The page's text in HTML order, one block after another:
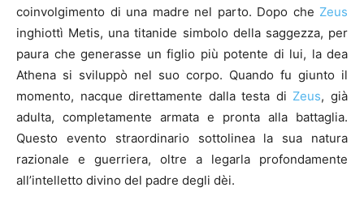
coinvolgimento di una madre nel parto. Dopo che Zeus
inghiottì Metis, una titanide simbolo della saggezza, per
paura che generasse un figlio più potente di lui, la dea
Athena si sviluppò nel suo corpo. Quando fu giunto il
momento, nacque direttamente dalla testa di Zeus, già
adulta, completamente armata e pronta alla battaglia.
Questo evento straordinario sottolinea la sua natura
razionale e guerriera, oltre a legarla profondamente
all’intelletto divino del padre degli dèi.